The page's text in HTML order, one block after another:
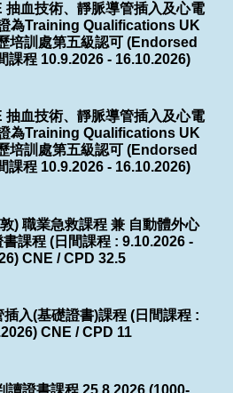
抽血技術、靜脈導管插入及心電
為Training Qualifications UK
培訓處第五級認可 (Endorsed
課程 10.9.2026 - 16.10.2026)
抽血技術、靜脈導管插入及心電
為Training Qualifications UK
培訓處第五級認可 (Endorsed
課程 10.9.2026 - 16.10.2026)
) 職業急救課程 兼 自動體外心
課程 (日間課程 : 9.10.2026 -
CNE / CPD 32.5
入(基礎證書)課程 (日間課程 :
CNE / CPD 11
讀證書課程 25.8.2026 (1000-